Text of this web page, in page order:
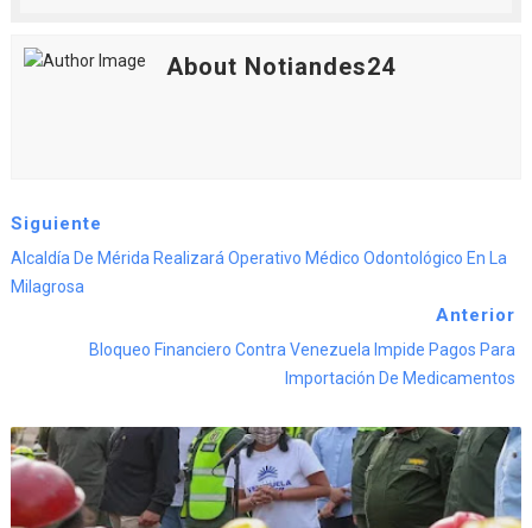
About Notiandes24
Siguiente
Alcaldía De Mérida Realizará Operativo Médico Odontológico En La
Milagrosa
Anterior
Bloqueo Financiero Contra Venezuela Impide Pagos Para
Importación De Medicamentos